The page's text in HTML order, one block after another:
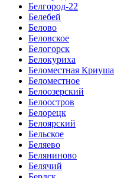
Белгород-22
Белебей
Белово
Беловское
Белогорск
Белокуриха
Беломестная Криуша
Беломестное
Белоозерский
Белоостров
Белорецк
Белоярский
Бельское
Беляево
Беляниново
Белячий